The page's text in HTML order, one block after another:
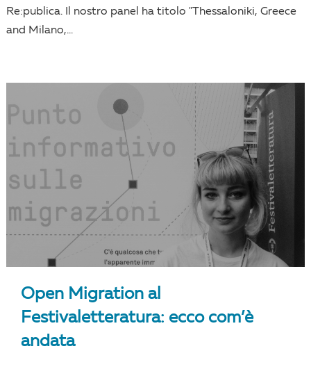
Re:publica. Il nostro panel ha titolo "Thessaloniki, Greece
and Milano,...
Open Migration al
Festivaletteratura: ecco com’è
andata